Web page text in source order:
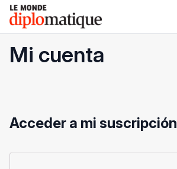
Skip
content
Le monde diplomatique
Mi cuenta
Acceder a mi suscripción